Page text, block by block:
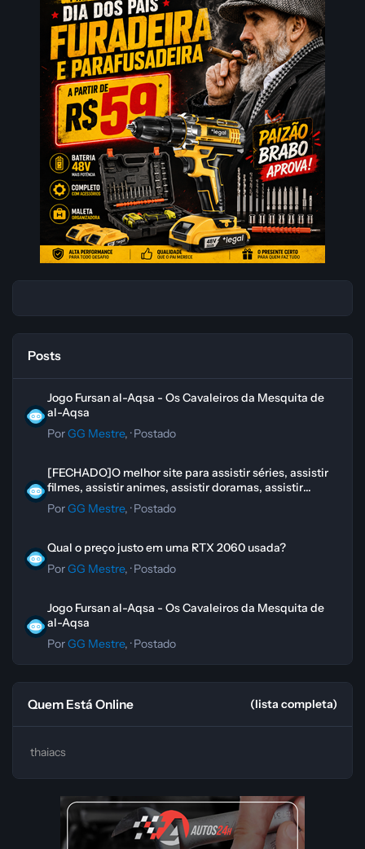
Posts
Jogo Fursan al-Aqsa - Os Cavaleiros da Mesquita de
al-Aqsa
PorGG Mestre, ·Postado
[FECHADO]O melhor site para assistir séries, assistir
filmes, assistir animes, assistir doramas, assistir
novelas
PorGG Mestre, ·Postado
Qual o preço justo em uma RTX 2060 usada?
PorGG Mestre, ·Postado
Jogo Fursan al-Aqsa - Os Cavaleiros da Mesquita de
al-Aqsa
PorGG Mestre, ·Postado
Quem Está Online (lista completa)
thaiacs